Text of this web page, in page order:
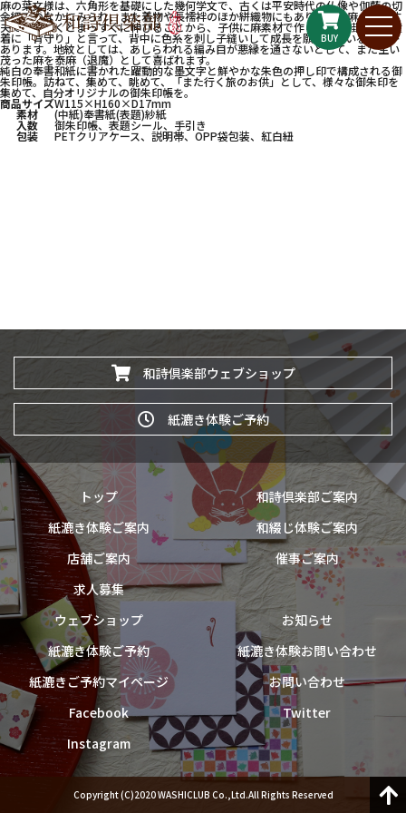
BUY
麻の葉文様は、六角形を基礎にした幾何学文で、古くは平安時代の仏像や伽藍の切
金細工のなかにみられ、また着物や長襦袢のほか絣織物にもあります。麻の葉は丈
夫ですくすくとまっすぐに伸びることから、子供に麻素材で作られた前掛けや、産
着に「背守り」と言って、背中に色糸を刺し子縫いして成長を願って用いる風習が
あります。地紋としては、あしらわれる編み目が悪縁を通さないとして、また生い
茂った麻を泰麻（退魔）として喜ばれます。
純白の奉書和紙に書かれた躍動的な墨文字と鮮やかな朱色の押し印で構成される御
朱印帳。訪ねて、集めて、眺めて、「また行く旅のお供」として、様々な御朱印を
集めて、自分オリジナルの御朱印帳を。
商品サイズW115×H160×D17mm
素材 (中紙)奉書紙(表題)紗紙
入数 御朱印帳、表題シール、手引き
包装 PETクリアケース、説明帯、OPP袋包装、紅白紐
和詩倶楽部ウェブショップ
紙漉き体験ご予約
トップ
和詩倶楽部ご案内
紙漉き体験ご案内
和綴じ体験ご案内
店舗ご案内
催事ご案内
求人募集
ウェブショップ
お知らせ
紙漉き体験ご予約
紙漉き体験お問い合わせ
紙漉きご予約マイページ
お問い合わせ
Facebook
Twitter
Instagram
Copyright (C)2020 WASHICLUB Co.,Ltd.All Rights Reserved